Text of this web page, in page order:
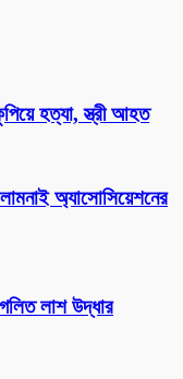
হত্যা, স্ত্রী আহত
অ্যাসোসিয়েশনের
লাশ উদ্ধার